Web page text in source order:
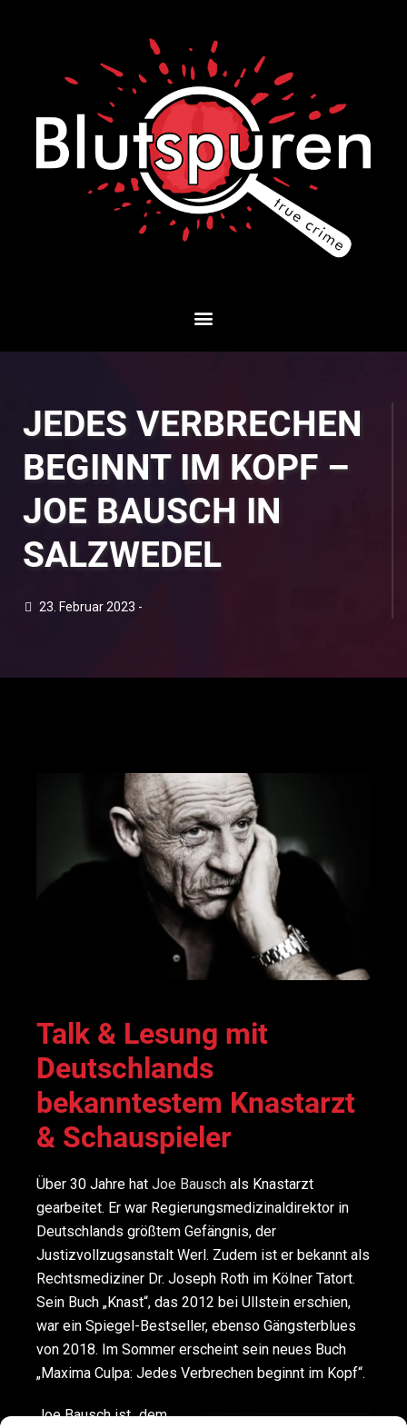
JEDES VERBRECHEN
BEGINNT IM KOPF –
JOE BAUSCH IN
SALZWEDEL
23. Februar 2023 -
Talk & Lesung mit
Deutschlands
bekanntestem Knastarzt
& Schauspieler
Über 30 Jahre hat Joe Bausch als Knastarzt
gearbeitet. Er war Regierungsmedizinaldirektor in
Deutschlands größtem Gefängnis, der
Justizvollzugsanstalt Werl. Zudem ist er bekannt als
Rechtsmediziner Dr. Joseph Roth im Kölner Tatort.
Sein Buch „Knast“, das 2012 bei Ullstein erschien,
war ein Spiegel-Bestseller, ebenso Gängsterblues
von 2018. Im Sommer erscheint sein neues Buch
„Maxima Culpa: Jedes Verbrechen beginnt im Kopf“.
Joe Bausch ist „dem